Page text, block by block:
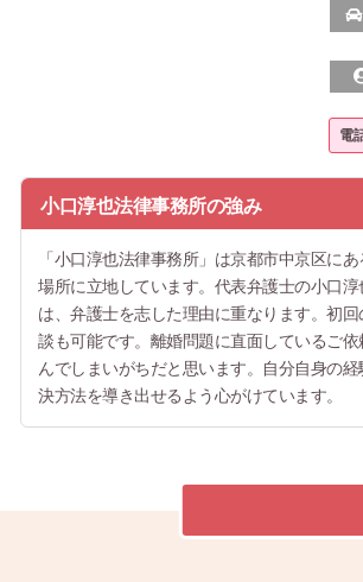
電
小口淳也法律事務所の強み
「小口淳也法律事務所」は京都市中京区に
場所に立地しています。代表弁護士の小口
は、弁護士を志した理由に重なります。初
談も可能です。離婚問題に直面しているご
んでしまいがちだと思います。自分自身の
決方法を導き出せるよう心がけています。